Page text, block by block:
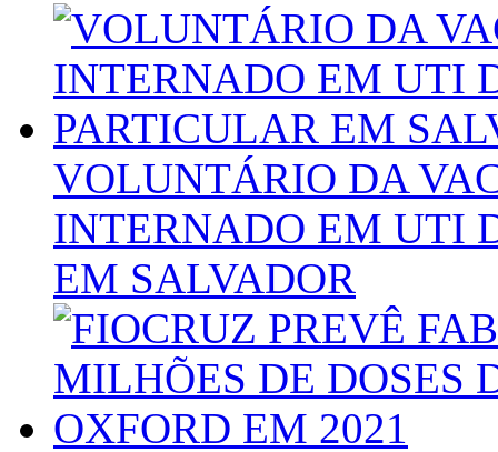
VOLUNTÁRIO DA
INTERNADO EM UTI
EM SALVADOR